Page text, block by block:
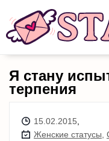
Я стану
терпения
15.02.2015
Женские статусы